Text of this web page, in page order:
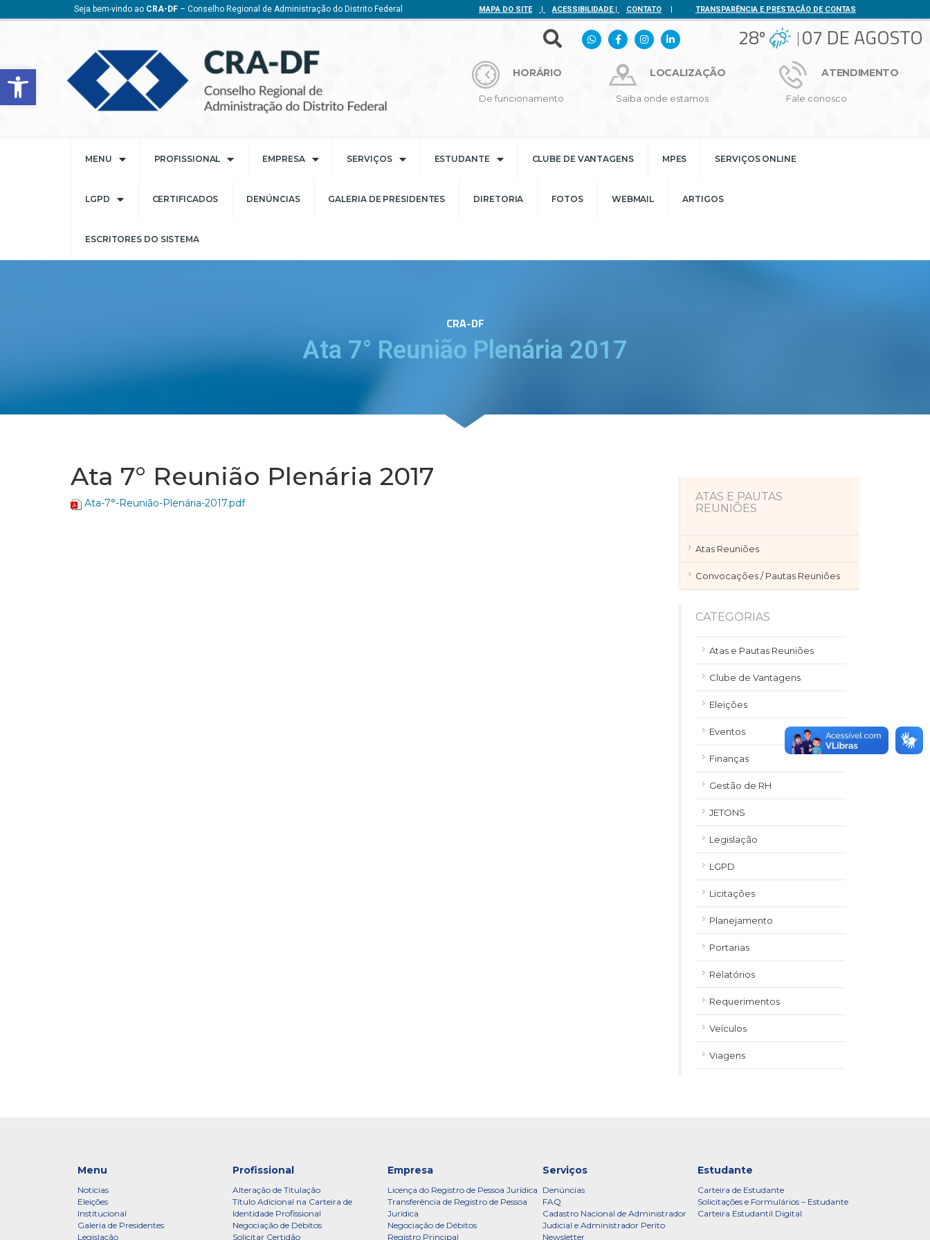
Barra de Ferramentas Aberta
Seja bem-vindo ao CRA-DF – Conselho Regional de Administração do Distrito Federal MAPA DO SITE | ACESSIBILIDADE| CONTATO | TRANSPARÊNCIA E PRESTAÇÃO DE CONTAS
28º 07 DE AGOSTO
HORÁRIO
De funcionamento
LOCALIZAÇÃO
Saiba onde estamos
ATENDIMENTO
Fale conosco
MENU PROFISSIONAL EMPRESA SERVIÇOS ESTUDANTE CLUBE DE VANTAGENS MPES SERVIÇOS ONLINE
LGPD CERTIFICADOS DENÚNCIAS GALERIA DE PRESIDENTES DIRETORIA FOTOS WEBMAIL ARTIGOS
ESCRITORES DO SISTEMA
CRA-DF
Ata 7° Reunião Plenária 2017
Ata 7° Reunião Plenária 2017
Ata-7°-Reunião-Plenária-2017.pdf
ATAS E PAUTAS
REUNIÕES
Atas Reuniões
Convocações / Pautas Reuniões
CATEGORIAS
Atas e Pautas Reuniões
Clube de Vantagens
Eleições
Eventos
Finanças
Gestão de RH
JETONS
Legislação
LGPD
Licitações
Planejamento
Portarias
Relatórios
Requerimentos
Veículos
Viagens
Menu
Notícias
Eleições
Institucional
Galeria de Presidentes
Legislação
Profissional
Alteração de Titulação
Título Adicional na Carteira de
Identidade Profissional
Negociação de Débitos
Solicitar Certidão
Empresa
Licença do Registro de Pessoa Jurídica
Transferência de Registro de Pessoa
Jurídica
Negociação de Débitos
Registro Principal
Serviços
Denúncias
FAQ
Cadastro Nacional de Administrador
Judicial e Administrador Perito
Newsletter
Estudante
Carteira de Estudante
Solicitações e Formulários – Estudante
Carteira Estudantil Digital